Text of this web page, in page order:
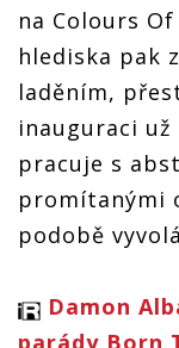
na Colours
hlediska pak
laděním,
inauguraci
pracuje s
promítanými
podobě
Damon
parády Born